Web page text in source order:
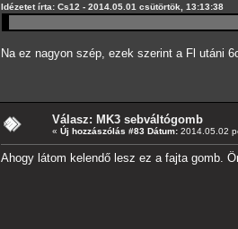
Idézetet írta: Cs12 - 2014.05.01 csütörtök, 13:13:38
Na ez nagyon szép, ezek szerint a Fl utáni
Válasz: MK3 sebváltógomb
« Új hozzászólás #83 Dátum: 2014.05.02
Ahogy látom kelendő lesz ez a fajta gomb.